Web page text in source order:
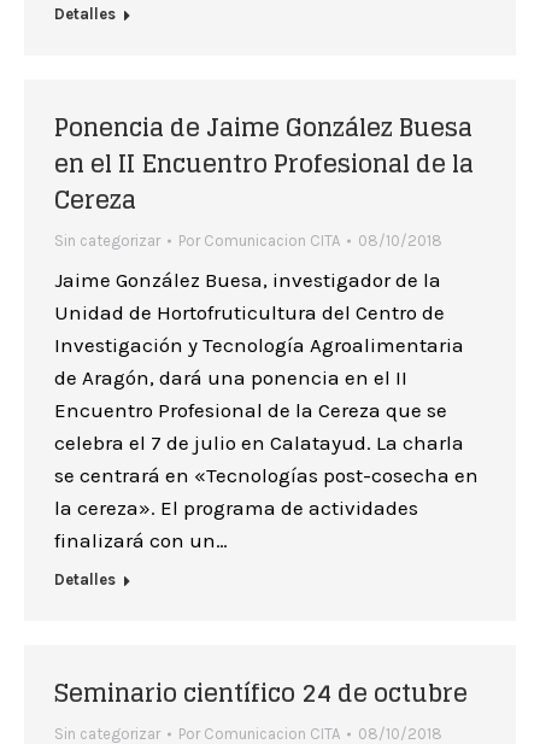
Detalles
Ponencia de Jaime González Buesa
en el II Encuentro Profesional de la
Cereza
Sin categorizar Por Comunicacion CITA 08/10/2018
Jaime González Buesa, investigador de la
Unidad de Hortofruticultura del Centro de
Investigación y Tecnología Agroalimentaria
de Aragón, dará una ponencia en el II
Encuentro Profesional de la Cereza que se
celebra el 7 de julio en Calatayud. La charla
se centrará en «Tecnologías post-cosecha en
la cereza». El programa de actividades
finalizará con un…
Detalles
Seminario científico 24 de octubre
Sin categorizar Por Comunicacion CITA 08/10/2018